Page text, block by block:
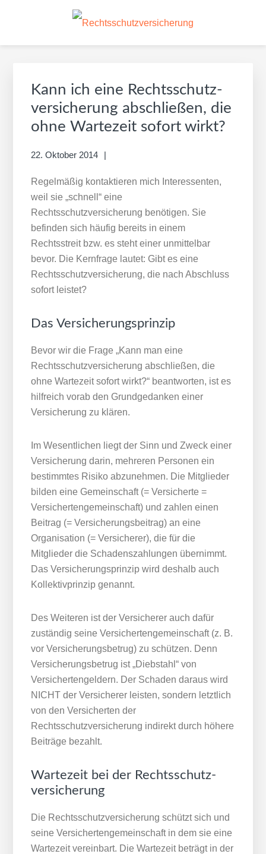
Kann ich eine Rechtsschutz­
versicherung abschließen, die
ohne Wartezeit sofort wirkt?
22. Oktober 2014
Regelmäßig kontaktieren mich Interessenten,
weil sie „schnell“ eine
Rechtsschutzversicherung benötigen. Sie
befinden sich häufig bereits in einem
Rechtsstreit bzw. es steht einer unmittelbar
bevor. Die Kernfrage lautet: Gibt es eine
Rechtsschutzversicherung, die nach Abschluss
sofort leistet?
Das Versicherungs­prinzip
Bevor wir die Frage „Kann man eine
Rechtsschutzversicherung abschließen, die
ohne Wartezeit sofort wirkt?“ beantworten, ist es
hilfreich vorab den Grundgedanken einer
Versicherung zu klären.
Im Wesentlichen liegt der Sinn und Zweck einer
Versicherung darin, mehreren Personen ein
bestimmtes Risiko abzunehmen. Die Mitglieder
bilden eine Gemeinschaft (= Versicherte =
Versichertengemeinschaft) und zahlen einen
Beitrag (= Versicherungsbeitrag) an eine
Organisation (= Versicherer), die für die
Mitglieder die Schadenszahlungen übernimmt.
Das Versicherungsprinzip wird deshalb auch
Kollektivprinzip genannt.
Des Weiteren ist der Versicherer auch dafür
zuständig seine Versichertengemeinschaft (z. B.
vor Versicherungsbetrug) zu schützen. Denn
Versicherungsbetrug ist „Diebstahl“ von
Versichertengeldern. Der Schaden daraus wird
NICHT der Versicherer leisten, sondern letztlich
von den Versicherten der
Rechtsschutzversicherung indirekt durch höhere
Beiträge bezahlt.
Wartezeit bei der Rechtsschutz­
versicherung
Die Rechtsschutzversicherung schützt sich und
seine Versichertengemeinschaft in dem sie eine
Wartezeit vereinbart. Die Wartezeit beträgt in der